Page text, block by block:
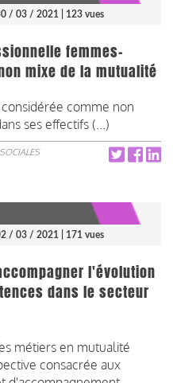
/ 03 / 2021 | 123 vues
femmes-
mixe de la mutualité
comme non
ses effectifs (...)
/ 03 / 2021 | 171 vues
l'évolution
dans le secteur
métiers en mutualité
consacrée aux